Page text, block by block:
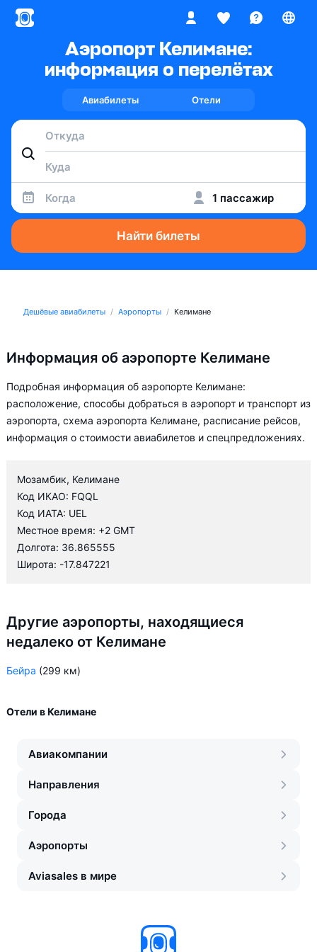
Аэропорт Келимане:
информация о перелётах
Авиабилеты Отели
Когда 1 пассажир
Найти билеты
Дешёвые авиабилеты Аэропорты Келимане
Информация об аэропорте Келимане
Подробная информация об аэропорте Келимане:
расположение, способы добраться в аэропорт и транспорт из
аэропорта, схема аэропорта Келимане, расписание рейсов,
информация о стоимости авиабилетов и спецпредложениях.
Мозамбик, Келимане
Код ИКАО: FQQL
Код ИАТА: UEL
Местное время: +2 GMT
Долгота: 36.865555
Широта: -17.847221
Другие аэропорты, находящиеся
недалеко от Келимане
Бейра (299 км)
Отели в Келимане
Авиакомпании
Направления
Города
Аэропорты
Aviasales в мире